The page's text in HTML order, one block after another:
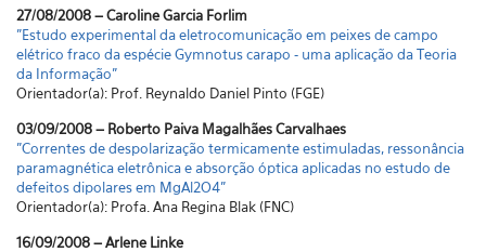
27/08/2008 – Caroline Garcia Forlim
"Estudo experimental da eletrocomunicação em peixes de campo
elétrico fraco da espécie Gymnotus carapo - uma aplicação da Teoria
da Informação"
Orientador(a): Prof. Reynaldo Daniel Pinto (FGE)
03/09/2008 – Roberto Paiva Magalhães Carvalhaes
"Correntes de despolarização termicamente estimuladas, ressonância
paramagnética eletrônica e absorção óptica aplicadas no estudo de
defeitos dipolares em MgAl2O4"
Orientador(a): Profa. Ana Regina Blak (FNC)
16/09/2008 – Arlene Linke